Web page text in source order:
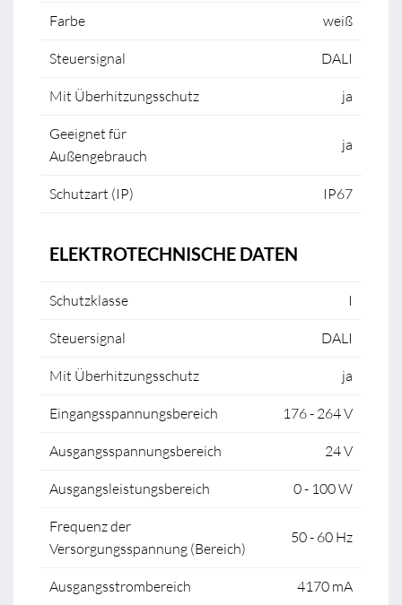
Farbe weiß
Steuersignal DALI
Mit Überhitzungsschutz ja
Geeignet für
Außengebrauch
ja
Schutzart (IP) IP67
ELEKTROTECHNISCHE DATEN
Schutzklasse I
Steuersignal DALI
Mit Überhitzungsschutz ja
Eingangsspannungsbereich 176 - 264 V
Ausgangsspannungsbereich 24 V
Ausgangsleistungsbereich 0 - 100 W
Frequenz der
Versorgungsspannung (Bereich)
50 - 60 Hz
Ausgangsstrombereich 4170 mA